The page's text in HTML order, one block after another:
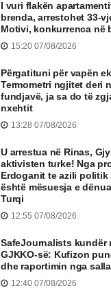
I vuri flakën
brenda, arrestohet 33-
Motivi, konkurrenca në
15:20 07/08/2026
Përgatituni për vapën
Termometri ngjitet deri
fundjavë, ja sa do të
nxehtit
13:28 07/08/2026
U arrestua në Rinas,
aktivisten turke! Nga
Erdoganit te azili politik
është mësuesja e
Turqi
12:55 07/08/2026
SafeJournalists kundër
GJKKO-së: Kufizon
dhe raportimin nga
12:40 07/08/2026